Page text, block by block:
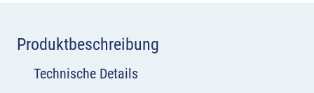
Produktbeschreibung
Technische Details